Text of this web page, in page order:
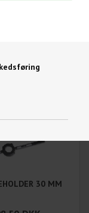
30 MM